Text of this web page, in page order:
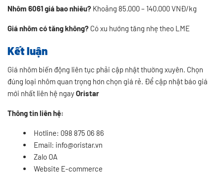
Nhôm 6061 giá bao nhiêu? Khoảng 85.000 – 140.000 VNĐ/kg
Giá nhôm có tăng không? Có xu hướng tăng nhẹ theo LME
Kết luận
Giá nhôm biến động liên tục phải cập nhật thường xuyên. Chọn
đúng loại nhôm quan trọng hơn chọn giá rẻ. Để cập nhật báo giá
mới nhất liên hệ ngayOristar
Thông tin liên hệ:
Hotline: 098 875 06 86
Email: info@oristar.vn
Zalo OA
Website E-commerce